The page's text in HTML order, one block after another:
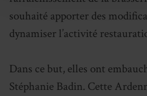
souhaité apporter des
dynamiser l’activité
Dans ce but, elles ont
Stéphanie Badin. Cette